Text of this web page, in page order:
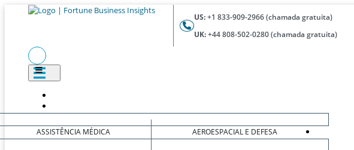
US:+1 833-909-2966 (chamada gratuita)
UK:+44 808-502-0280 (chamada gratuita)
ASSISTÊNCIA MÉDICA AEROESPACIAL E DEFESA